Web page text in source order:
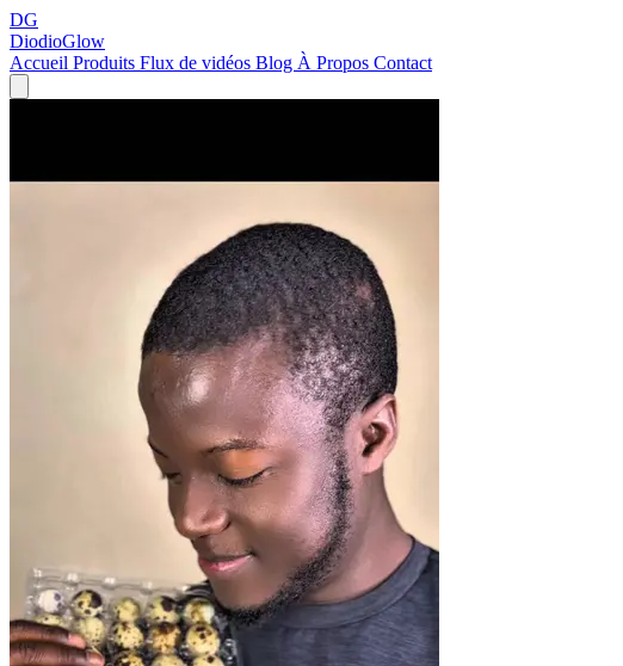
DG
DiodioGlow
Accueil Produits Flux de vidéos Blog À Propos Contact